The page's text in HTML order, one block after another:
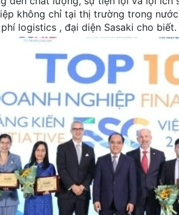
không chỉ tại thị trường trong
logistics , đại diện Sasaki cho biết.